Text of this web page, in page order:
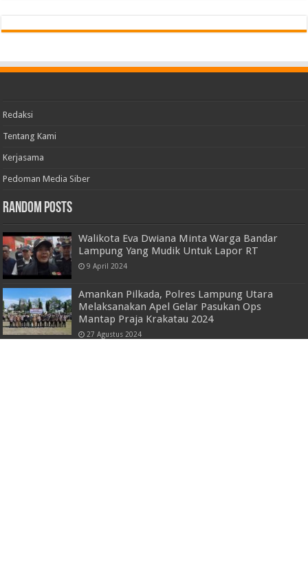
Redaksi
Tentang Kami
Kerjasama
Pedoman Media Siber
Random Posts
Walikota Eva Dwiana Minta Warga Bandar
Lampung Yang Mudik Untuk Lapor RT
9 April 2024
Amankan Pilkada, Polres Lampung Utara
Melaksanakan Apel Gelar Pasukan Ops
Mantap Praja Krakatau 2024
27 Agustus 2024